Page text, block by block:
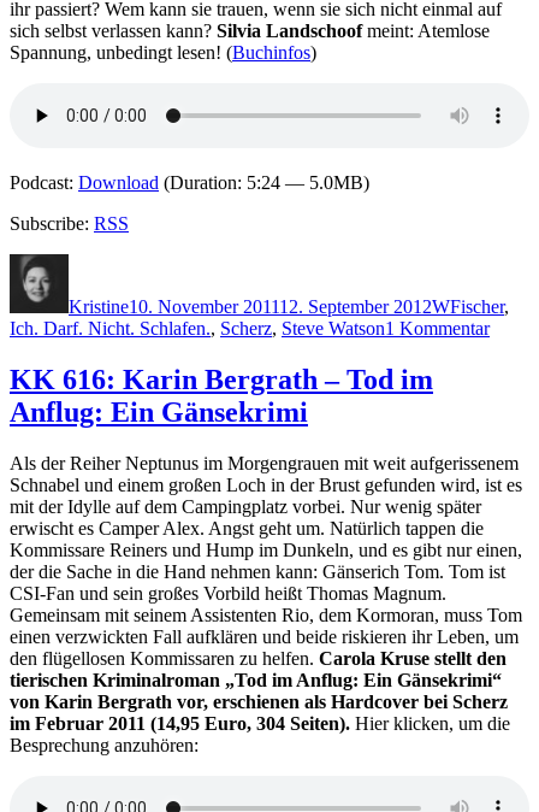
ihr passiert? Wem kann sie trauen, wenn sie sich nicht einmal auf
sich selbst verlassen kann? Silvia Landschoofmeint: Atemlose
Spannung, unbedingt lesen! (Buchinfos)
Podcast: Download (Duration: 5:24 — 5.0MB)
Subscribe: RSS
Kristine10. November 201112. September 2012WFischer,
Ich. Darf. Nicht. Schlafen., Scherz, Steve Watson1 Kommentarzu
Ich.
Darf.
KK 616: Karin Bergrath – Tod im
Anflug: Ein Gänsekrimi
Als der Reiher Neptunus im Morgengrauen mit weit aufgerissenem
Schnabel und einem großen Loch in der Brust gefunden wird, ist es
mit der Idylle auf dem Campingplatz vorbei. Nur wenig später
erwischt es Camper Alex. Angst geht um. Natürlich tappen die
Kommissare Reiners und Hump im Dunkeln, und es gibt nur einen,
der die Sache in die Hand nehmen kann: Gänserich Tom. Tom ist
CSI-Fan und sein großes Vorbild heißt Thomas Magnum.
Gemeinsam mit seinem Assistenten Rio, dem Kormoran, muss Tom
einen verzwickten Fall aufklären und beide riskieren ihr Leben, um
den flügellosen Kommissaren zu helfen. Carola Kruse stellt den
tierischen Kriminalroman „Tod im Anflug: Ein Gänsekrimi“
von Karin Bergrath vor, erschienen als Hardcover bei Scherz
im Februar 2011 (14,95 Euro, 304 Seiten). Hier klicken, um die
Besprechung anzuhören: